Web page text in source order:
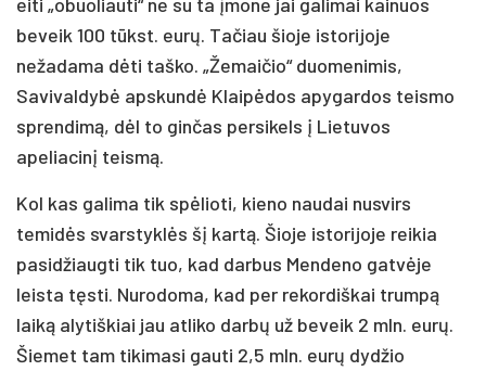
beveik 100 tūkst. eurų. Tačiau šioje istorijoje
nežadama dėti taško. „Žemaičio“ duomenimis,
Savivaldybė apskundė Klaipėdos apygardos teismo
sprendimą, dėl to ginčas persikels į Lietuvos
apeliacinį teismą.
Kol kas galima tik spėlioti, kieno naudai nusvirs
temidės svarstyklės šį kartą. Šioje istorijoje reikia
pasidžiaugti tik tuo, kad darbus Mendeno gatvėje
leista tęsti. Nurodoma, kad per rekordiškai trumpą
laiką alytiškiai jau atliko darbų už beveik 2 mln. eurų.
Šiemet tam tikimasi gauti 2,5 mln. eurų dydžio